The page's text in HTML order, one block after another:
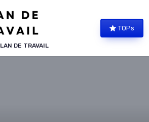
DE TRAVAIL
TOPs